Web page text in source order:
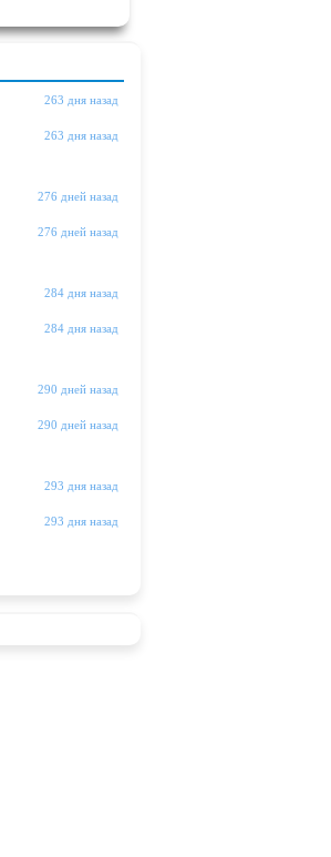
263 дня назад
263 дня назад
276 дней назад
276 дней назад
284 дня назад
284 дня назад
290 дней назад
290 дней назад
293 дня назад
293 дня назад